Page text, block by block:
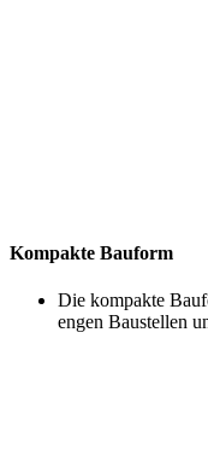
Kompakte Bauform
Die kompakte
engen Baustellen